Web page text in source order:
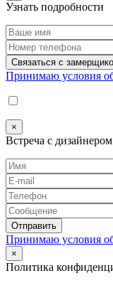
Узнать подробности
Принимаю условия
×
Встреча с дизайнером
Принимаю условия
×
Политика